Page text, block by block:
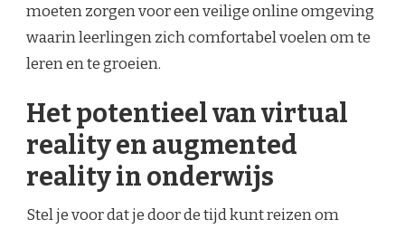
moeten zorgen voor een veilige online omgeving
waarin leerlingen zich comfortabel voelen om te
leren en te groeien.
Het potentieel van virtual
reality en augmented
reality in onderwijs
Stel je voor dat je door de tijd kunt reizen om